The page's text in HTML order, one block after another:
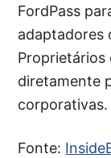
FordPass
adaptadores
diretamente
corporativas.
Fonte: